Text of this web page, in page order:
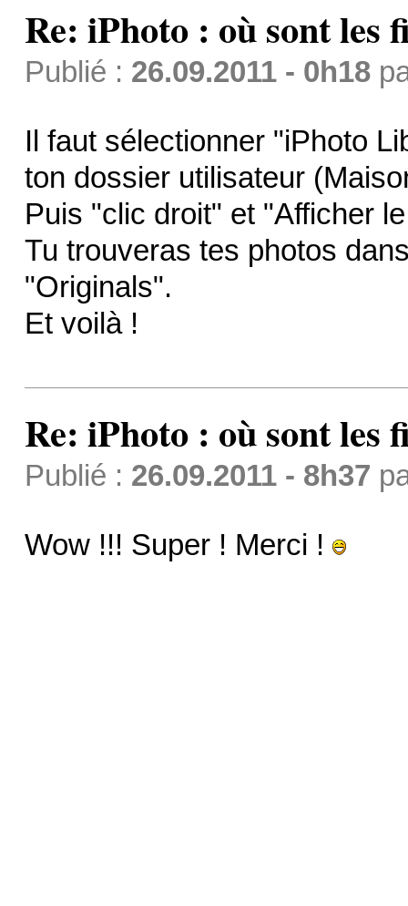
Re: iPhoto : où sont les
Publié : 26.09.2011 - 0h18
Il faut sélectionner "iPhoto
ton dossier utilisateur
Puis "clic droit" et "Afficher
Tu trouveras tes photos
"Originals".
Et voilà !
Re: iPhoto : où sont les
Publié : 26.09.2011 - 8h37
Wow !!! Super ! Merci !